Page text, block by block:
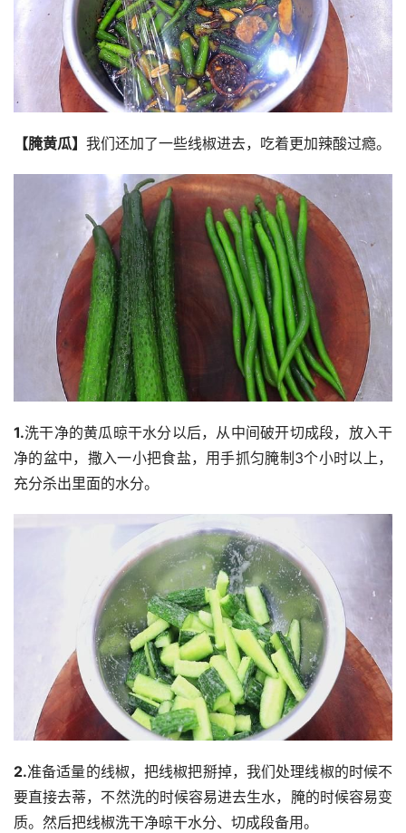
【腌黄瓜】 我们还加了一些线椒进去，吃着更加辣酸过瘾。
1.洗干净的黄瓜晾干水分以后，从中间破开切成段，放入干
净的盆中，撒入一小把食盐，用手抓匀腌制3个小时以上，
充分杀出里面的水分。
2.准备适量的线椒，把线椒把掰掉，我们处理线椒的时候不
要直接去蒂，不然洗的时候容易进去生水，腌的时候容易变
质。然后把线椒洗干净晾干水分、切成段备用。